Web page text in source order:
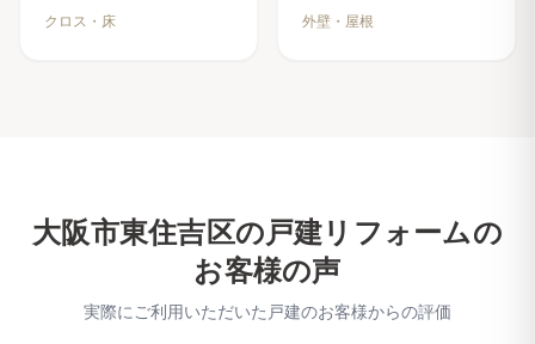
クロス・床
外壁・屋根
大阪市東住吉区の戸建リフォームの
お客様の声
実際にご利用いただいた戸建のお客様からの評価